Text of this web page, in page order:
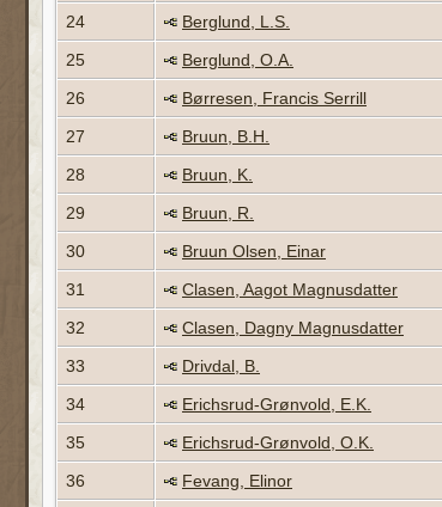
24
Berglund, L.S.
25
Berglund, O.A.
26
Børresen, Francis Serrill
27
Bruun, B.H.
28
Bruun, K.
29
Bruun, R.
30
Bruun Olsen, Einar
31
Clasen, Aagot Magnusdatter
32
Clasen, Dagny Magnusdatter
33
Drivdal, B.
34
Erichsrud-Grønvold, E.K.
35
Erichsrud-Grønvold, O.K.
36
Fevang, Elinor